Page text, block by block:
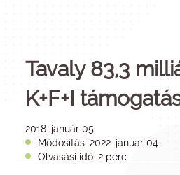
Tavaly 83,3
K+F+I
2018. január 05.
Módosítás: 2022. január 04.
Olvasási idő: 2 perc